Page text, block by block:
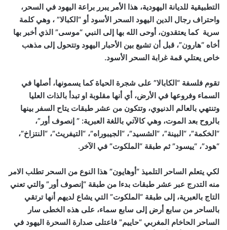
التطبيقية للديانة اليهودية، هذا الأمر يبرر براعة اليهود في السحر،
واحتراف رجال الدين اليهود السحر الأسود أو “الكبالا” ، وهي كلمة
سرية كما يعتقدون، أوحى الله بها إلى النبي “موسى” الذي أخبر بها
أخاه “هارون”، قبل أن تشيع بين الأحبار اليهود وتتحول إلى مذهب
خاص يعتلي قمة غرابة السحر الأسود.
تقوم فلسفة “الكابالا” على شجرة الحياة كما يسمونها، أصلها في
السماء وفروعها في الأرض، أي أنها مقلوبة او تبدأ بالذات العليا
وتنتهي بالعالم الدنيوي، وتتكون من عشر طبقات يتاح السفر بينها
بالروح بعد الموت، وهي كالآتي باللغة العبرية: ” إنصوف أور”،
“الخكمة”، “البينة”، “الشسيد”، “الجيبوراه”، “التيفريث”، “النتزاخ”،
“هود”، “ييسود” ثم طبقة “الملكوت” في الآخر.
لكي يتعلم الساحر التلميذ “أوهايون” هذا النوع من السحر تطلب الامر
منه التدرج عبر عشر طبقات بدءا من طبقة “إنصوف أور” والتي تعني
التاج بالعبرية، إلى طبقة “الملكوت” التي يشاع لديهم أنها ترتقي
بالساحر من سابع أرض إلى سابع سماء، على هذه الخطى سار
الساحر الحاخام المغربي “حاييم” فاعتلى صدارة السحرة اليهود في